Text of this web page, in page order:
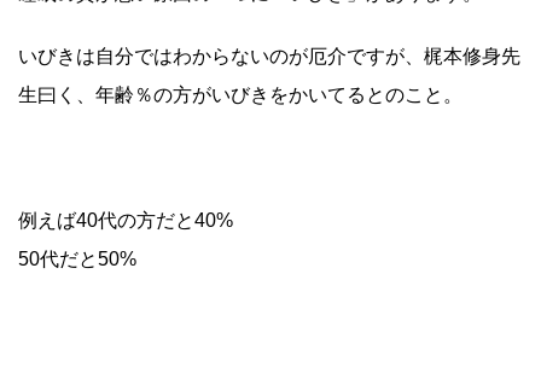
いびきは自分ではわからないのが厄介ですが、梶本修身先
生曰く、年齢％の方がいびきをかいてるとのこと。
例えば40代の方だと40%
50代だと50%